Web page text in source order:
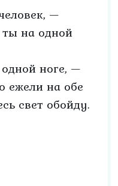
—
ты на одной
ноге, —
ежели на обе
свет обойду.